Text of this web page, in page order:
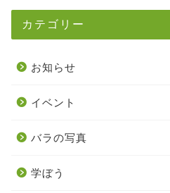
カテゴリー
お知らせ
イベント
バラの写真
学ぼう